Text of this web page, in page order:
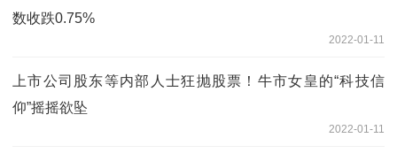
数收跌0.75%
2022-01-11
上市公司股东等内部人士狂抛股票！牛市女皇的“科技信
仰”摇摇欲坠
2022-01-11